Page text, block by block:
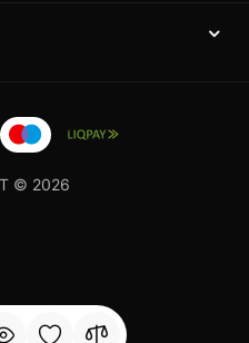
© 2026